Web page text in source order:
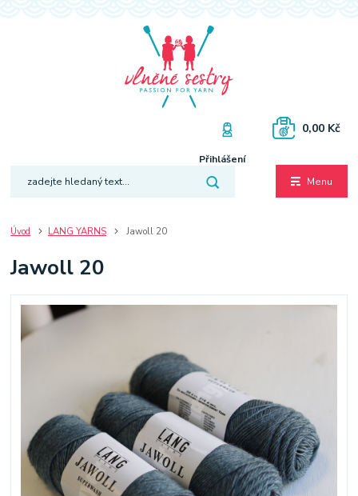
Menu
Přihlášení
0,00 Kč
Úvod LANG YARNS Jawoll 20
Jawoll 20